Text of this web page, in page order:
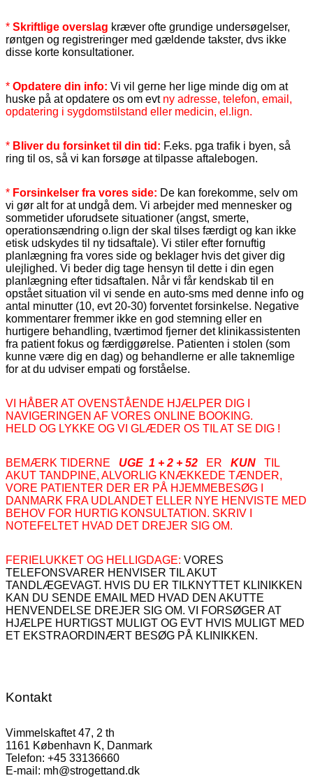
* Skriftlige overslag kræver ofte grundige undersøgelser,
røntgen og registreringer med gældende takster, dvs ikke
disse korte konsultationer.
* Opdatere din info: Vi vil gerne her lige minde dig om at
huske på at opdatere os om evt ny adresse, telefon, email,
opdatering i sygdomstilstand eller medicin, el.lign.
* Bliver du forsinket til din tid: F.eks. pga trafik i byen, så
ring til os, så vi kan forsøge at tilpasse aftalebogen.
* Forsinkelser fra vores side: De kan forekomme, selv om
vi gør alt for at undgå dem. Vi arbejder med mennesker og
sommetider uforudsete situationer (angst, smerte,
operationsændring o.lign der skal tilses færdigt og kan ikke
etisk udskydes til ny tidsaftale). Vi stiler efter fornuftig
planlægning fra vores side og beklager hvis det giver dig
ulejlighed. Vi beder dig tage hensyn til dette i din egen
planlægning efter tidsaftalen. Når vi får kendskab til en
opstået situation vil vi sende en auto-sms med denne info og
antal minutter (10, evt 20-30) forventet forsinkelse. Negative
kommentarer fremmer ikke en god stemning eller en
hurtigere behandling, tværtimod fjerner det klinikassistenten
fra patient fokus og færdiggørelse. Patienten i stolen (som
kunne være dig en dag) og behandlerne er alle taknemlige
for at du udviser empati og forståelse.
VI HÅBER AT OVENSTÅENDE HJÆLPER DIG I
NAVIGERINGEN AF VORES ONLINE BOOKING.
HELD OG LYKKE OG VI GLÆDER OS TIL AT SE DIG !
BEMÆRK TIDERNE UGE 1 + 2 + 52 ER KUN TIL
AKUT TANDPINE, ALVORLIG KNÆKKEDE TÆNDER,
VORE PATIENTER DER ER PÅ HJEMMEBESØG I
DANMARK FRA UDLANDET ELLER NYE HENVISTE MED
BEHOV FOR HURTIG KONSULTATION. SKRIV I
NOTEFELTET HVAD DET DREJER SIG OM.
FERIELUKKET OG HELLIGDAGE: VORES
TELEFONSVARER HENVISER TIL AKUT
TANDLÆGEVAGT. HVIS DU ER TILKNYTTET KLINIKKEN
KAN DU SENDE EMAIL MED HVAD DEN AKUTTE
HENVENDELSE DREJER SIG OM. VI FORSØGER AT
HJÆLPE HURTIGST MULIGT OG EVT HVIS MULIGT MED
ET EKSTRAORDINÆRT BESØG PÅ KLINIKKEN.
Kontakt
Vimmelskaftet 47, 2 th
1161 København K, Danmark
Telefon: +45 33136660
E-mail: mh@strogettand.dk